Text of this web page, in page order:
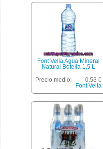
Font Vella Agua Mineral
Natural Botella 1,5 L
Precio medio:
0.53 €
Font Vella